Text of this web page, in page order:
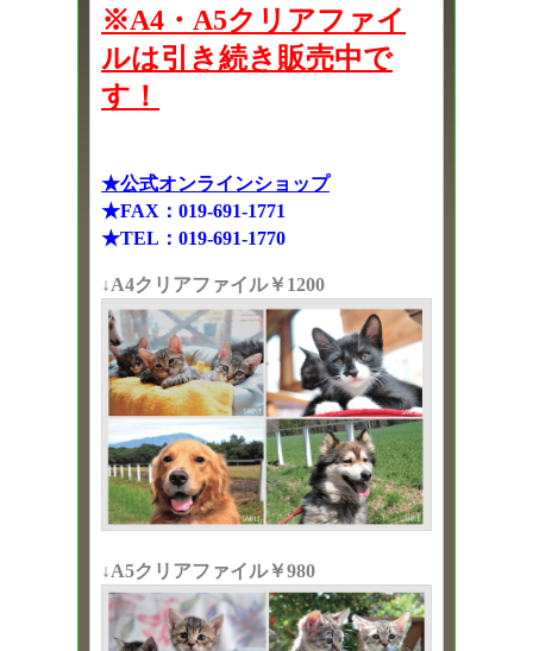
※A4・A5クリアファイ
ルは引き続き販売中で
す！
★公式オンラインショップ
★FAX：019-691-1771
★TEL：019-691-1770
↓A4クリアファイル￥1200
↓A5クリアファイル￥980